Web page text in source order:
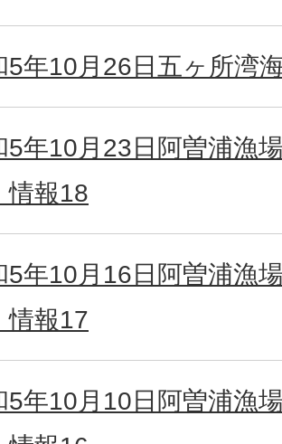
5年10月26日五ヶ所湾
5年10月23日阿曽浦漁
情報18
5年10月16日阿曽浦漁
情報17
5年10月10日阿曽浦漁